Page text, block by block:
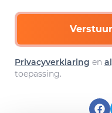
Privacyverklaring en
toepassing.